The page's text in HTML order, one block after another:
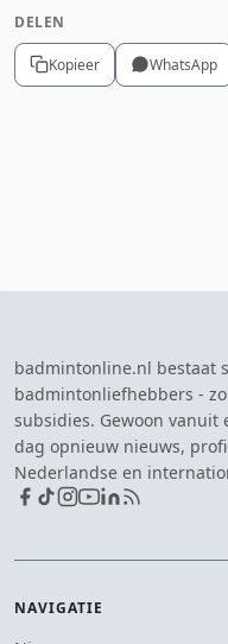
DELEN
Kopieer WhatsApp
badmintonline.nl bestaat
badmintonliefhebbers -
subsidies. Gewoon vanuit
dag opnieuw nieuws,
Nederlandse en
NAVIGATIE